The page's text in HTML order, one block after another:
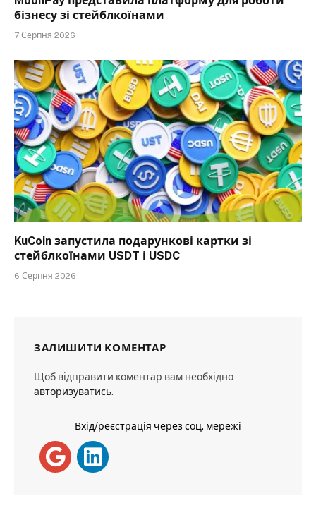
бізнесу зі стейблкоїнами
7 Серпня 2026
KuCoin запустила подарункові картки зі
стейблкоїнами USDT і USDC
6 Серпня 2026
ЗАЛИШИТИ КОМЕНТАР
Щоб відправити коментар вам необхідно
авторизуватись.
Вхід/реєстрація через соц. мережі